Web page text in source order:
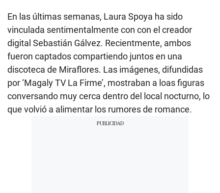
En las últimas semanas, Laura Spoya ha sido
vinculada sentimentalmente con con el creador
digital Sebastián Gálvez. Recientmente, ambos
fueron captados compartiendo juntos en una
discoteca de Miraflores. Las imágenes, difundidas
por ‘Magaly TV La Firme’, mostraban a loas figuras
conversando muy cerca dentro del local nocturno, lo
que volvió a alimentar los rumores de romance.